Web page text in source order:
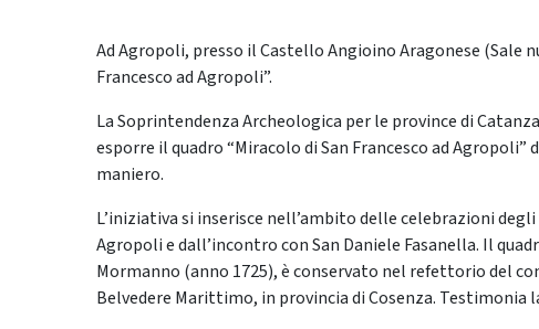
Ad Agropoli, presso il Castello Angioino Aragonese (Sale
Francesco ad Agropoli”.
La Soprintendenza Archeologica per le province di
esporre il quadro “Miracolo di San Francesco ad
maniero.
L’iniziativa si inserisce nell’ambito delle celebrazioni
Agropoli e dall’incontro con San Daniele Fasanella. Il
Mormanno (anno 1725), è conservato nel refettorio del
Belvedere Marittimo, in provincia di Cosenza. Testimonia